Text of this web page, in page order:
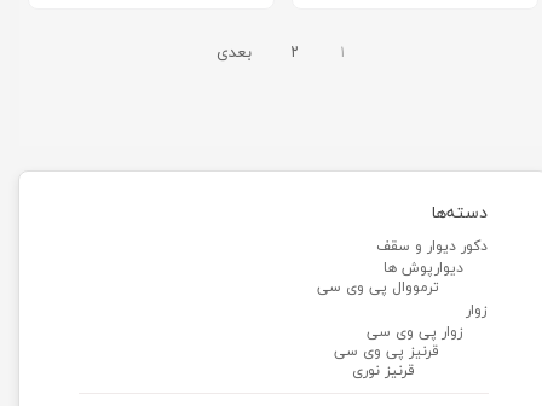
دسته‌ها
دکور دیوار و سقف
دیوارپوش ها
ترمووال پی وی سی
زوار
زوار پی وی سی
قرنیز پی وی سی
قرنیز نوری
۱ ۲ بعدی